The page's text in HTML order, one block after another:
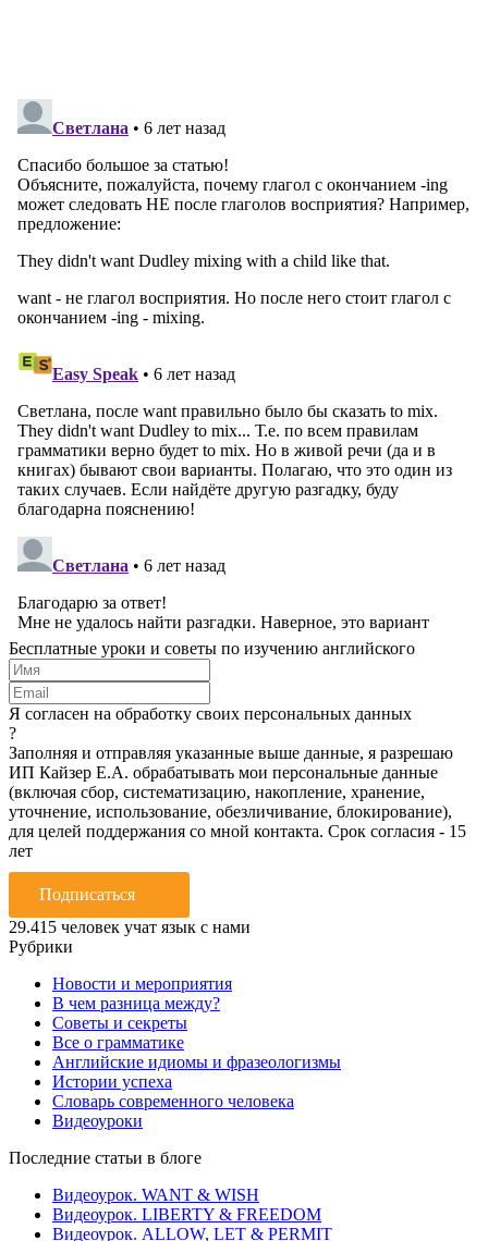
Бесплатные уроки и советы по изучению английского
Я согласен на обработку своих персональных данных
?
Заполняя и отправляя указанные выше данные, я разрешаю
ИП Кайзер Е.А. обрабатывать мои персональные данные
(включая сбор, систематизацию, накопление, хранение,
уточнение, использование, обезличивание, блокирование),
для целей поддержания со мной контакта. Срок согласия - 15
лет
Подписаться
29.415 человек учат язык с нами
Рубрики
Новости и мероприятия
В чем разница между?
Советы и секреты
Все о грамматике
Английские идиомы и фразеологизмы
Истории успеха
Словарь современного человека
Видеоуроки
Последние статьи в блоге
Видеоурок. WANT & WISH
Видеоурок. LIBERTY & FREEDOM
Видеоурок. ALLOW, LET & PERMIT